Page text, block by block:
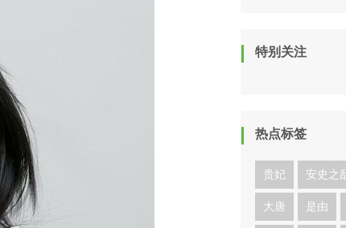
特别关注
热点标签
贵妃 安史之乱
大唐 是由